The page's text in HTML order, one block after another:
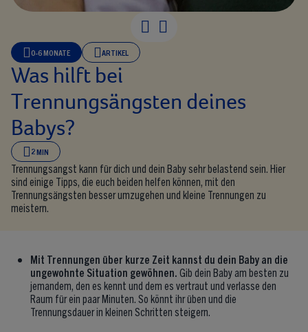
0-6 MONATE ARTIKEL
Was hilft bei
Trennungsängsten deines
Babys?
2 MIN
Trennungsangst kann für dich und dein Baby sehr belastend sein. Hier
sind einige Tipps, die euch beiden helfen können, mit den
Trennungsängsten besser umzugehen und kleine Trennungen zu
meistern.
Mit Trennungen über kurze Zeit kannst du dein Baby an die
ungewohnte Situation gewöhnen. Gib dein Baby am besten zu
jemandem, den es kennt und dem es vertraut und verlasse den
Raum für ein paar Minuten. So könnt ihr üben und die
Trennungsdauer in kleinen Schritten steigern.